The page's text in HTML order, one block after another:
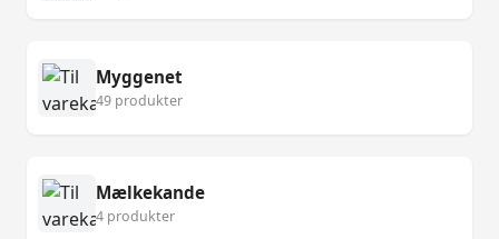
Myggenet
49 produkter
Mælkekande
4 produkter